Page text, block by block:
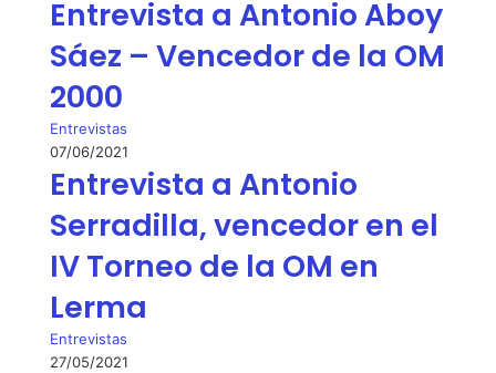
Entrevista a Antonio Aboy
Sáez – Vencedor de la OM
2000
Entrevistas
07/06/2021
Entrevista a Antonio
Serradilla, vencedor en el
IV Torneo de la OM en
Lerma
Entrevistas
27/05/2021